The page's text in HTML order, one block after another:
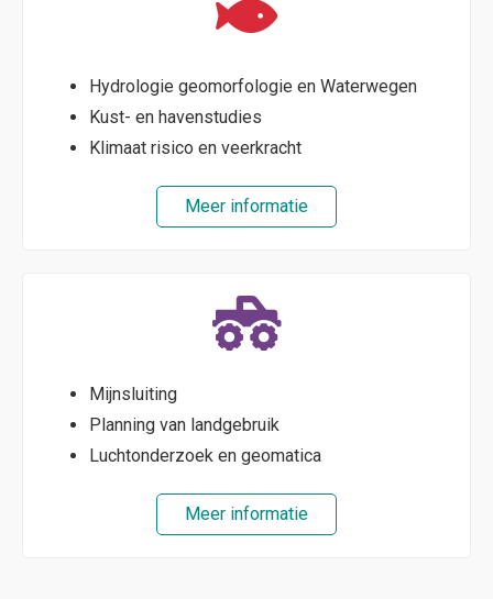
Hydrologie geomorfologie en Waterwegen
Kust- en havenstudies
Klimaat risico en veerkracht
Meer informatie
Mijnsluiting
Planning van landgebruik
Luchtonderzoek en geomatica
Meer informatie